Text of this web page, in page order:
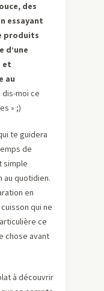
des
essayant
produits
d’une
et
au
dis-moi ce
» ;)
te guidera
de
simple
au quotidien.
en
qui ne
ce
chose avant
à découvrir